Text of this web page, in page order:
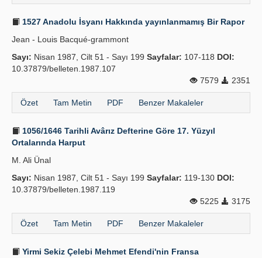
1527 Anadolu İsyanı Hakkında yayınlanmamış Bir Rapor
Jean - Louis Bacqué-grammont
Sayı: Nisan 1987, Cilt 51 - Sayı 199 Sayfalar: 107-118 DOI:
10.37879/belleten.1987.107
7579
2351
Özet Tam Metin PDF Benzer Makaleler
1056/1646 Tarihli Avârız Defterine Göre 17. Yüzyıl
Ortalarında Harput
M. Ali Ünal
Sayı: Nisan 1987, Cilt 51 - Sayı 199 Sayfalar: 119-130 DOI:
10.37879/belleten.1987.119
5225
3175
Özet Tam Metin PDF Benzer Makaleler
Yirmi Sekiz Çelebi Mehmet Efendi'nin Fransa